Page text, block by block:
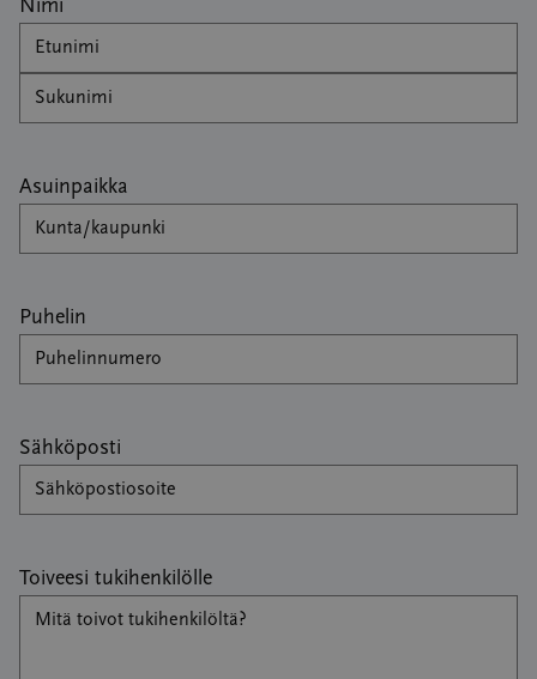
Nimi
Etunimi
Asuinpaikka
Puhelin
Sähköposti
Toiveesi tukihenkilölle